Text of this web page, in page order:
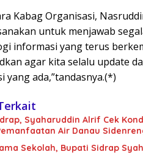
Kabag Organisasi,
untuk menjawab
informasi yang terus
agar kita selalu update
yang ada,”tandasnya.(*)
Syaharuddin Alrif Cek
Air Danau
Sekolah, Bupati Sidrap